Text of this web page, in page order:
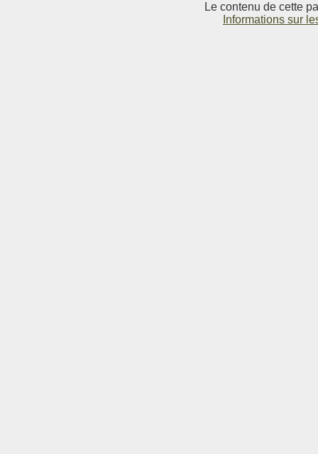
Le contenu de cette
Informations sur